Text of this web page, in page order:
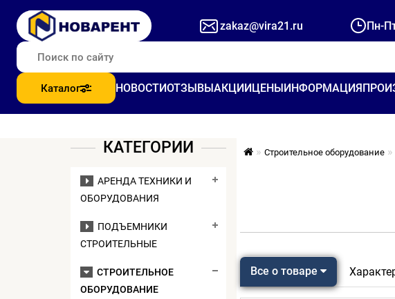
zakaz@vira21.ru Пн-
Каталог НОВОСТИОТЗЫВЫАКЦИИЦЕНЫИНФОРМАЦИЯ
КАТЕГОРИИ
АРЕНДА ТЕХНИКИ И
ОБОРУДОВАНИЯ
ПОДЪЕМНИКИ
СТРОИТЕЛЬНЫЕ
СТРОИТЕЛЬНОЕ
ОБОРУДОВАНИЕ
Строительное оборудование
Все о товаре